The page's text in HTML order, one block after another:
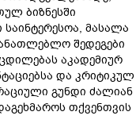
ბიზნესში
საინტერესოა, მასალა
შედეგები
აკადემიურ
და კრიტიკულ
გუნდი ძალიან
თქვენთვის